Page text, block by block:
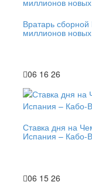
Вратарь
миллионов
06 16 26
Ставка дня на
Испания – Кабо-
06 15 26